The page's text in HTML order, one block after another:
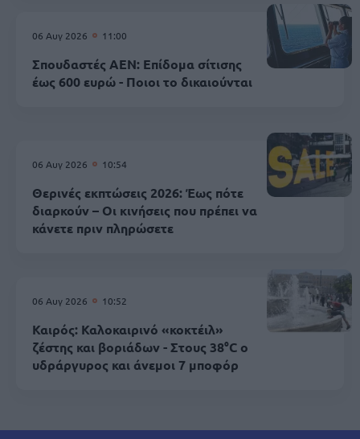
06 Αυγ 2026 11:00
Σπουδαστές ΑΕΝ: Επίδομα σίτισης
έως 600 ευρώ - Ποιοι το δικαιούνται
06 Αυγ 2026 10:54
Θερινές εκπτώσεις 2026: Έως πότε
διαρκούν – Οι κινήσεις που πρέπει να
κάνετε πριν πληρώσετε
06 Αυγ 2026 10:52
Καιρός: Καλοκαιρινό «κοκτέιλ»
ζέστης και βοριάδων - Στους 38°C ο
υδράργυρος και άνεμοι 7 μποφόρ